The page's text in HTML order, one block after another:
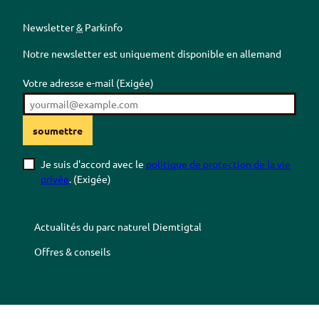
Newsletter& Parkinfo
Notre newsletter est uniquement disponible en allemand
Votre adresse e-mail (Exigée)
soumettre
Je suis d'accord avec le politique de protection de la vie
privée. (Exigée)
Actualités du parc naturel Diemtigtal
Offres & conseils